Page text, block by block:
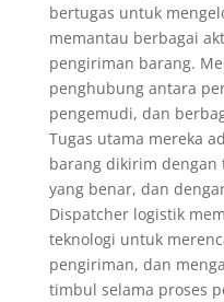
bertugas untuk
memantau berbagai
pengiriman barang.
penghubung antara
pengemudi, dan
Tugas utama mereka
barang dikirim
yang benar, dan
Dispatcher logistik
teknologi untuk
pengiriman, dan
timbul selama proses